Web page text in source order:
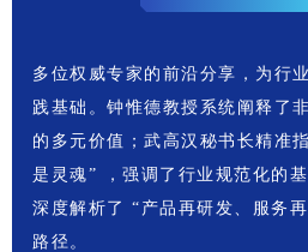
多位权威专家的前沿分享，为行
践基础。钟惟德教授系统阐释了
的多元价值；武高汉秘书长精准
是灵魂” ，强调了行业规范化的
深度解析了 “产品再研发、服务
路径。